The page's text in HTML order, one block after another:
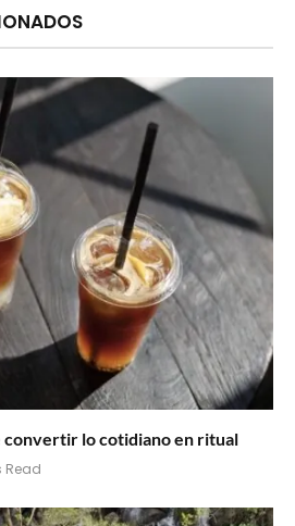
convertir lo cotidiano en ritual
Read